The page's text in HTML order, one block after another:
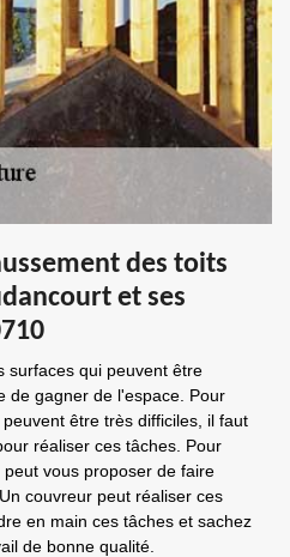
des toits
et ses
surfaces qui peuvent être
de gagner de l'espace. Pour
être très difficiles, il faut
réaliser ces tâches. Pour
vous proposer de faire
couvreur peut réaliser ces
en main ces tâches et sachez
de bonne qualité.